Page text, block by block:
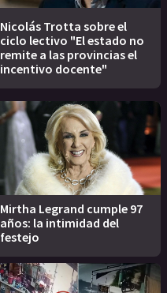
Nicolás Trotta sobre el
ciclo lectivo "El estado no
remite a las provincias el
incentivo docente"
Mirtha Legrand cumple 97
años: la intimidad del
festejo